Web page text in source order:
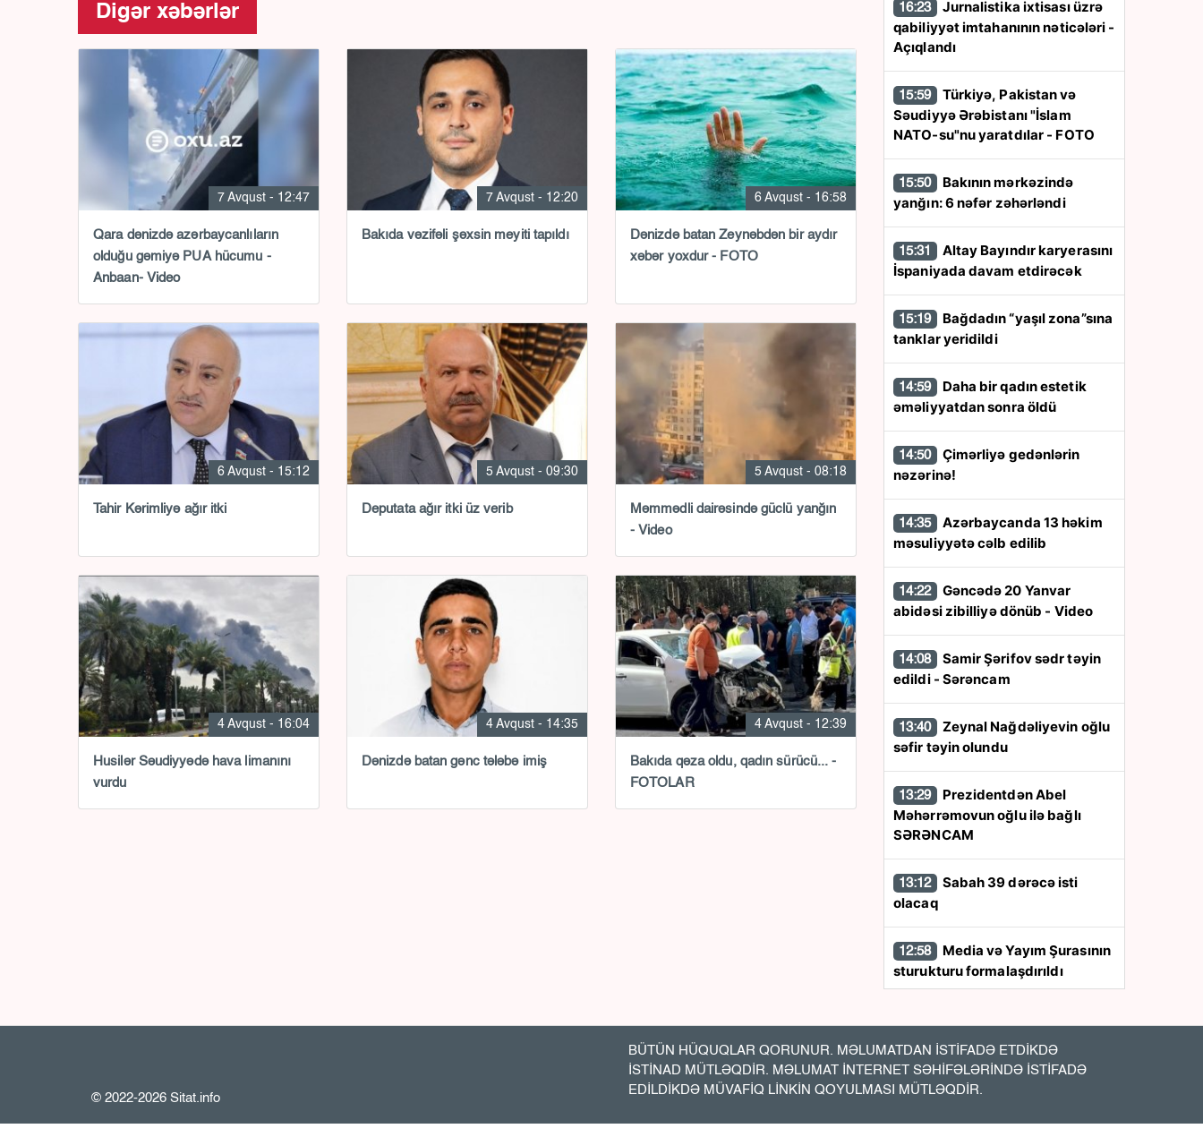
Digər xəbərlər
7 Avqust - 12:47
Qara dənizdə azərbaycanlıların
olduğu gəmiyə PUA hücumu -
Anbaan- Video
7 Avqust - 12:20
Bakıda vəzifəli şəxsin meyiti tapıldı
6 Avqust - 16:58
Dənizdə batan Zeynəbdən bir aydır
xəbər yoxdur - FOTO
6 Avqust - 15:12
Tahir Kərimliyə ağır itki
5 Avqust - 09:30
Deputata ağır itki üz verib
5 Avqust - 08:18
Məmmədli dairəsində güclü yanğın
- Video
4 Avqust - 16:04
Husilər Səudiyyədə hava limanını
vurdu
4 Avqust - 14:35
Dənizdə batan gənc tələbə imiş
4 Avqust - 12:39
Bakıda qəza oldu, qadın sürücü... -
FOTOLAR
16:23
qabiliyyət imtahanının nəticələri -
Açıqlandı
15:59
Səudiyyə Ərəbistanı "İslam
NATO-su"nu yaratdılar - FOTO
15:50
yanğın: 6 nəfər zəhərləndi
15:31
İspaniyada davam etdirəcək
15:19
tanklar yeridildi
14:59
əməliyyatdan sonra öldü
14:50
nəzərinə!
14:35
məsuliyyətə cəlb edilib
14:22
abidəsi zibilliyə dönüb - Video
14:08
edildi - Sərəncam
13:40
səfir təyin olundu
13:29
Məhərrəmovun oğlu ilə bağlı
SƏRƏNCAM
13:12
olacaq
12:58
sturukturu formalaşdırıldı
azərbaycanlıların olduğu gəmiyə
PUA hücumu - Anbaan- Video
meyiti tapıldı
© 2022-2026 Sitat.info
BÜTÜN HÜQUQLAR QORUNUR. MƏLUMATDAN İSTİFADƏ ETDİKDƏ
İSTİNAD MÜTLƏQDİR. MƏLUMAT İNTERNET SƏHİFƏLƏRİNDƏ İSTİFADƏ
EDİLDİKDƏ MÜVAFİQ LİNKİN QOYULMASI MÜTLƏQDİR.